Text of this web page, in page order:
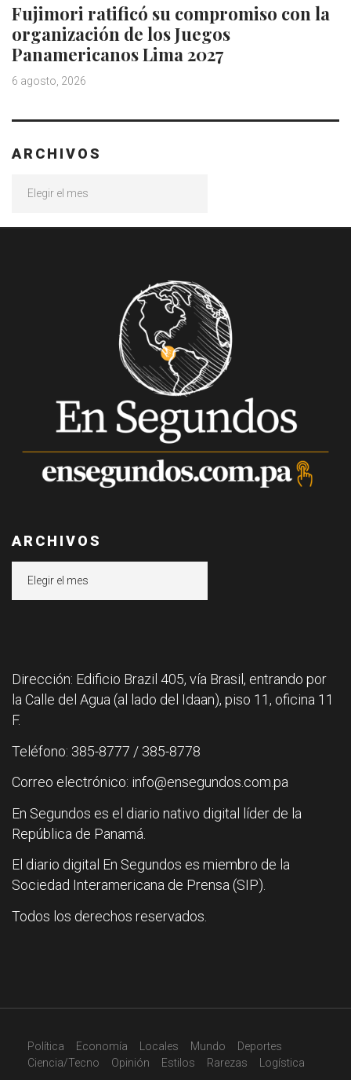
Fujimori ratificó su compromiso con la
organización de los Juegos
Panamericanos Lima 2027
6 agosto, 2026
ARCHIVOS
ARCHIVOS
Dirección: Edificio Brazil 405, vía Brasil, entrando por
la Calle del Agua (al lado del Idaan), piso 11, oficina 11
F.
Teléfono: 385-8777 / 385-8778
Correo electrónico: info@ensegundos.com.pa
En Segundos es el diario nativo digital líder de la
República de Panamá.
El diario digital En Segundos es miembro de la
Sociedad Interamericana de Prensa (SIP).
Todos los derechos reservados.
Política Economía Locales Mundo
Deportes
Ciencia/Tecno
Opinión Estilos Rarezas Logística